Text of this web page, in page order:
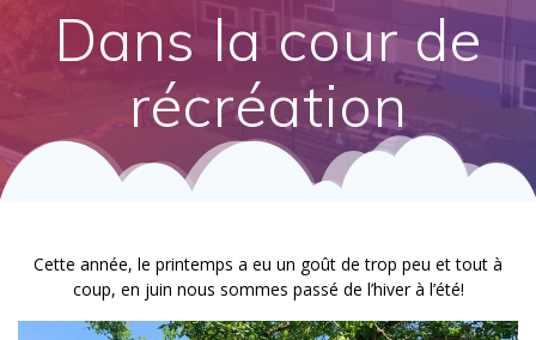
Dans la cour de
récréation
Cette année, le printemps a eu un goût de trop peu et tout à
coup, en juin nous sommes passé de l’hiver à l’été!